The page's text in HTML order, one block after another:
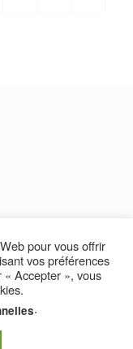
Gare Les Arcs-
pour vous offrir
vos préférences
« Accepter », vous
.